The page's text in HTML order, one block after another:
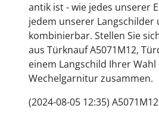
antik ist - wie jedes unserer
jedem unserer
kombinierbar. Stellen Sie
aus Türknauf A5071M12,
einem Langschild Ihrer Wahl
Wechelgarnitur zusammen.
(2024-08-05 12:35) A5071M12